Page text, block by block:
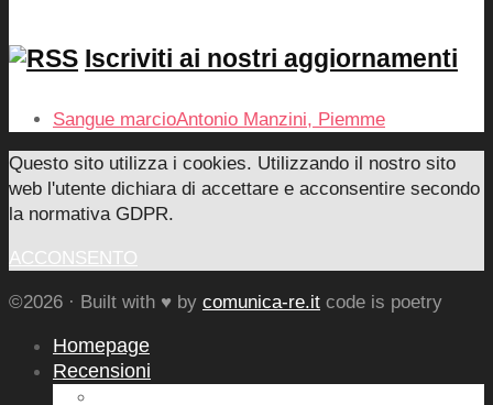
Iscriviti ai nostri aggiornamenti
Sangue marcioAntonio Manzini, Piemme
Questo sito utilizza i cookies. Utilizzando il nostro sito
web l'utente dichiara di accettare e acconsentire secondo
la normativa GDPR.
ACCONSENTO
©2026 · Built with ♥ by comunica-re.it code is poetry
Homepage
Recensioni